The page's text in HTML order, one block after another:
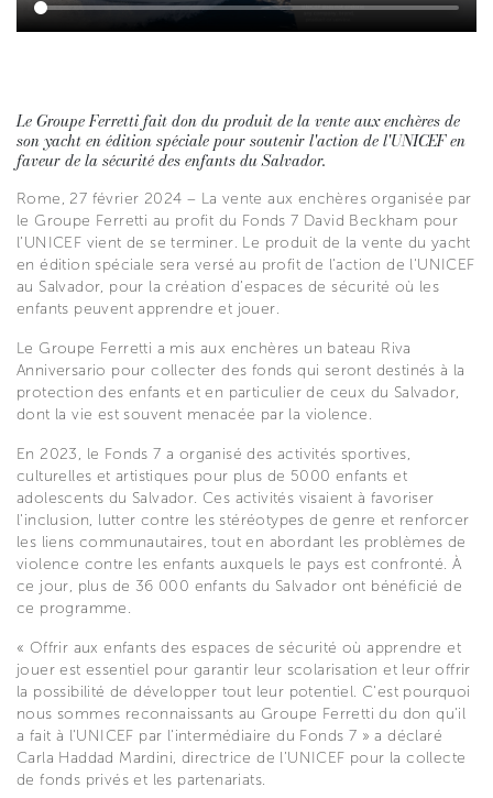
Le Groupe Ferretti fait don du produit de la vente aux enchères de
son yacht en édition spéciale pour soutenir l'action de l'UNICEF en
faveur de la sécurité des enfants du Salvador.
Rome, 27 février 2024 – La vente aux enchères organisée par
le Groupe Ferretti au profit du Fonds 7 David Beckham pour
l’UNICEF vient de se terminer. Le produit de la vente du yacht
en édition spéciale sera versé au profit de l'action de l'UNICEF
au Salvador, pour la création d’espaces de sécurité où les
enfants peuvent apprendre et jouer.
Le Groupe Ferretti a mis aux enchères un bateau Riva
Anniversario pour collecter des fonds qui seront destinés à la
protection des enfants et en particulier de ceux du Salvador,
dont la vie est souvent menacée par la violence.
En 2023, le Fonds 7 a organisé des activités sportives,
culturelles et artistiques pour plus de 5000 enfants et
adolescents du Salvador. Ces activités visaient à favoriser
l'inclusion, lutter contre les stéréotypes de genre et renforcer
les liens communautaires, tout en abordant les problèmes de
violence contre les enfants auxquels le pays est confronté. À
ce jour, plus de 36 000 enfants du Salvador ont bénéficié de
ce programme.
« Offrir aux enfants des espaces de sécurité où apprendre et
jouer est essentiel pour garantir leur scolarisation et leur offrir
la possibilité de développer tout leur potentiel. C'est pourquoi
nous sommes reconnaissants au Groupe Ferretti du don qu'il
a fait à l'UNICEF par l'intermédiaire du Fonds 7 » a déclaré
Carla Haddad Mardini, directrice de l’UNICEF pour la collecte
de fonds privés et les partenariats.